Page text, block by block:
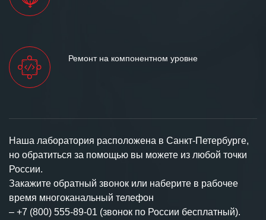
Ремонт на компонентном уровне
Наша лаборатория расположена в Санкт-Петербурге,
но обратиться за помощью вы можете из любой точки
России.
Закажите обратный звонок или наберите в рабочее
время многоканальный телефон
– +7 (800) 555-89-01 (звонок по России бесплатный).